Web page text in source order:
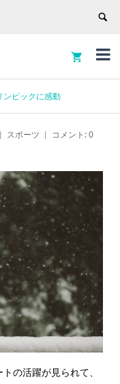


ンピックに感動
スポーツ コメント:0
の活躍が見られて、